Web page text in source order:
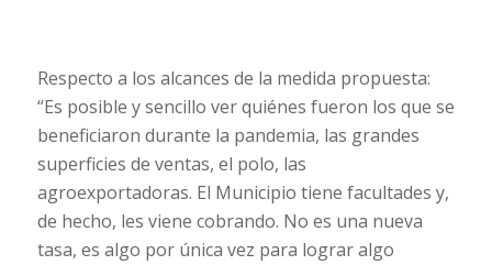
Respecto a los alcances de la medida propuesta:
“Es posible y sencillo ver quiénes fueron los que se
beneficiaron durante la pandemia, las grandes
superficies de ventas, el polo, las
agroexportadoras. El Municipio tiene facultades y,
de hecho, les viene cobrando. No es una nueva
tasa, es algo por única vez para lograr algo